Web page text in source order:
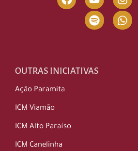
OUTRAS INICIATIVAS
Ação Paramita
ICM Viamão
ICM Alto Paraíso
ICM Canelinha